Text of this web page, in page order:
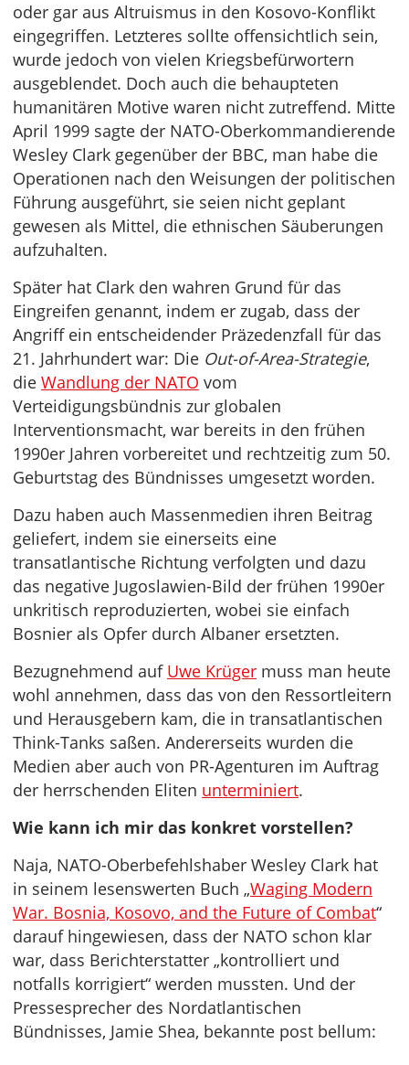
oder gar aus Altruismus in den Kosovo-Konflikt
eingegriffen. Letzteres sollte offensichtlich sein,
wurde jedoch von vielen Kriegsbefürwortern
ausgeblendet. Doch auch die behaupteten
humanitären Motive waren nicht zutreffend. Mitte
April 1999 sagte der NATO-Oberkommandierende
Wesley Clark gegenüber der BBC, man habe die
Operationen nach den Weisungen der politischen
Führung ausgeführt, sie seien nicht geplant
gewesen als Mittel, die ethnischen Säuberungen
aufzuhalten.
Später hat Clark den wahren Grund für das
Eingreifen genannt, indem er zugab, dass der
Angriff ein entscheidender Präzedenzfall für das
21. Jahrhundert war: Die Out-of-Area-Strategie,
die Wandlung der NATO vom
Verteidigungsbündnis zur globalen
Interventionsmacht, war bereits in den frühen
1990er Jahren vorbereitet und rechtzeitig zum 50.
Geburtstag des Bündnisses umgesetzt worden.
Dazu haben auch Massenmedien ihren Beitrag
geliefert, indem sie einerseits eine
transatlantische Richtung verfolgten und dazu
das negative Jugoslawien-Bild der frühen 1990er
unkritisch reproduzierten, wobei sie einfach
Bosnier als Opfer durch Albaner ersetzten.
Bezugnehmend auf Uwe Krüger muss man heute
wohl annehmen, dass das von den Ressortleitern
und Herausgebern kam, die in transatlantischen
Think-Tanks saßen. Andererseits wurden die
Medien aber auch von PR-Agenturen im Auftrag
der herrschenden Eliten unterminiert.
Wie kann ich mir das konkret vorstellen?
Naja, NATO-Oberbefehlshaber Wesley Clark hat
in seinem lesenswerten Buch „Waging Modern
War. Bosnia, Kosovo, and the Future of Combat“
darauf hingewiesen, dass der NATO schon klar
war, dass Berichterstatter „kontrolliert und
notfalls korrigiert“ werden mussten. Und der
Pressesprecher des Nordatlantischen
Bündnisses, Jamie Shea, bekannte post bellum: